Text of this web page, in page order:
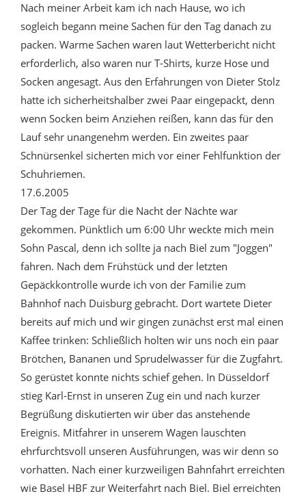
Nach meiner Arbeit kam ich nach Hause, wo ich
sogleich begann meine Sachen für den Tag danach zu
packen. Warme Sachen waren laut Wetterbericht nicht
erforderlich, also waren nur T-Shirts, kurze Hose und
Socken angesagt. Aus den Erfahrungen von Dieter Stolz
hatte ich sicherheitshalber zwei Paar eingepackt, denn
wenn Socken beim Anziehen reißen, kann das für den
Lauf sehr unangenehm werden. Ein zweites paar
Schnürsenkel sicherten mich vor einer Fehlfunktion der
Schuhriemen.
17.6.2005
Der Tag der Tage für die Nacht der Nächte war
gekommen. Pünktlich um 6:00 Uhr weckte mich mein
Sohn Pascal, denn ich sollte ja nach Biel zum "Joggen"
fahren. Nach dem Frühstück und der letzten
Gepäckkontrolle wurde ich von der Familie zum
Bahnhof nach Duisburg gebracht. Dort wartete Dieter
bereits auf mich und wir gingen zunächst erst mal einen
Kaffee trinken: Schließlich holten wir uns noch ein paar
Brötchen, Bananen und Sprudelwasser für die Zugfahrt.
So gerüstet konnte nichts schief gehen. In Düsseldorf
stieg Karl-Ernst in unseren Zug ein und nach kurzer
Begrüßung diskutierten wir über das anstehende
Ereignis. Mitfahrer in unserem Wagen lauschten
ehrfurchtsvoll unseren Ausführungen, was wir denn so
vorhatten. Nach einer kurzweiligen Bahnfahrt erreichten
wie Basel HBF zur Weiterfahrt nach Biel. Biel erreichten